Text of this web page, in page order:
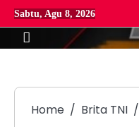
Skip
to
content
Sabtu, Agu 8, 2026
Home Brita TNI